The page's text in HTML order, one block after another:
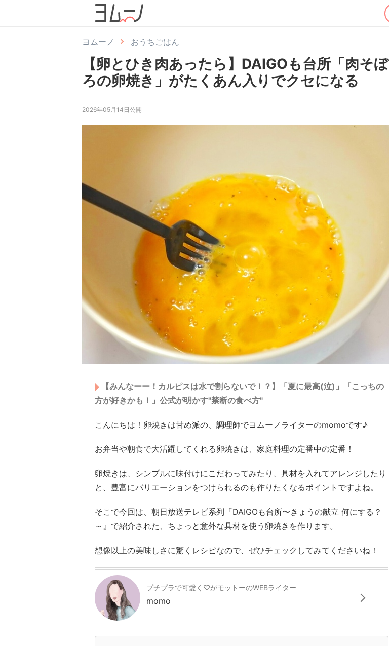
ヨムーノ おうちごはん
【卵とひき肉あったら】DAIGOも台所「肉そぼ
ろの卵焼き」がたくあん入りでクセになる
2026年05月14日公開
【みんなーー！カルピスは水で割らないで！？】「夏に最高(泣)」「こっちの
方が好きかも！」公式が明かす"禁断の食べ方"
こんにちは！卵焼きは甘め派の、調理師でヨムーノライターのmomoです♪
お弁当や朝食で大活躍してくれる卵焼きは、家庭料理の定番中の定番！
卵焼きは、シンプルに味付けにこだわってみたり、具材を入れてアレンジしたり
と、豊富にバリエーションをつけられるのも作りたくなるポイントですよね。
そこで今回は、朝日放送テレビ系列『DAIGOも台所〜きょうの献立 何にする？
～』で紹介された、ちょっと意外な具材を使う卵焼きを作ります。
想像以上の美味しさに驚くレシピなので、ぜひチェックしてみてくださいね！
プチプラで可愛く♡がモットーのWEBライター
momo